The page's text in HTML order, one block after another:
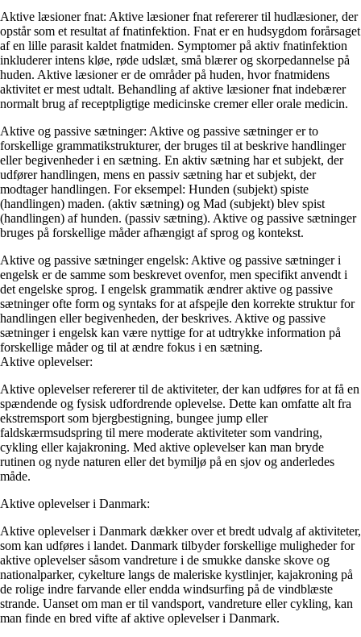
Aktive læsioner fnat: Aktive læsioner fnat refererer til hudlæsioner, der
opstår som et resultat af fnatinfektion. Fnat er en hudsygdom forårsaget
af en lille parasit kaldet fnatmiden. Symptomer på aktiv fnatinfektion
inkluderer intens kløe, røde udslæt, små blærer og skorpedannelse på
huden. Aktive læsioner er de områder på huden, hvor fnatmidens
aktivitet er mest udtalt. Behandling af aktive læsioner fnat indebærer
normalt brug af receptpligtige medicinske cremer eller orale medicin.
Aktive og passive sætninger: Aktive og passive sætninger er to
forskellige grammatikstrukturer, der bruges til at beskrive handlinger
eller begivenheder i en sætning. En aktiv sætning har et subjekt, der
udfører handlingen, mens en passiv sætning har et subjekt, der
modtager handlingen. For eksempel: Hunden (subjekt) spiste
(handlingen) maden. (aktiv sætning) og Mad (subjekt) blev spist
(handlingen) af hunden. (passiv sætning). Aktive og passive sætninger
bruges på forskellige måder afhængigt af sprog og kontekst.
Aktive og passive sætninger engelsk: Aktive og passive sætninger i
engelsk er de samme som beskrevet ovenfor, men specifikt anvendt i
det engelske sprog. I engelsk grammatik ændrer aktive og passive
sætninger ofte form og syntaks for at afspejle den korrekte struktur for
handlingen eller begivenheden, der beskrives. Aktive og passive
sætninger i engelsk kan være nyttige for at udtrykke information på
forskellige måder og til at ændre fokus i en sætning.
Aktive oplevelser:
Aktive oplevelser refererer til de aktiviteter, der kan udføres for at få en
spændende og fysisk udfordrende oplevelse. Dette kan omfatte alt fra
ekstremsport som bjergbestigning, bungee jump eller
faldskærmsudspring til mere moderate aktiviteter som vandring,
cykling eller kajakroning. Med aktive oplevelser kan man bryde
rutinen og nyde naturen eller det bymiljø på en sjov og anderledes
måde.
Aktive oplevelser i Danmark:
Aktive oplevelser i Danmark dækker over et bredt udvalg af aktiviteter,
som kan udføres i landet. Danmark tilbyder forskellige muligheder for
aktive oplevelser såsom vandreture i de smukke danske skove og
nationalparker, cykelture langs de maleriske kystlinjer, kajakroning på
de rolige indre farvande eller endda windsurfing på de vindblæste
strande. Uanset om man er til vandsport, vandreture eller cykling, kan
man finde en bred vifte af aktive oplevelser i Danmark.